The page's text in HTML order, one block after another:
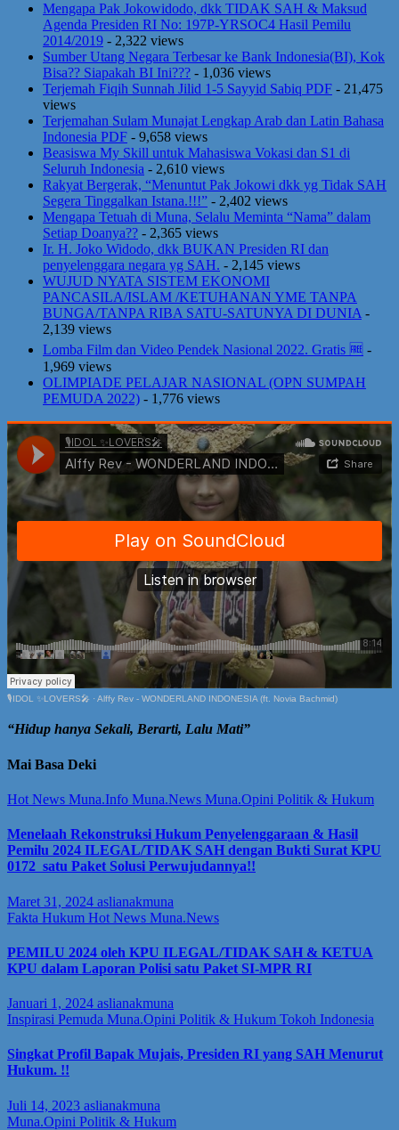
Mengapa Pak Jokowidodo, dkk TIDAK SAH & Maksud
Agenda Presiden RI No: 197P-YRSOC4 Hasil Pemilu
2014/2019 - 2,322 views
Sumber Utang Negara Terbesar ke Bank Indonesia(BI), Kok
Bisa?? Siapakah BI Ini??? - 1,036 views
Terjemah Fiqih Sunnah Jilid 1-5 Sayyid Sabiq PDF - 21,475
views
Terjemahan Sulam Munajat Lengkap Arab dan Latin Bahasa
Indonesia PDF - 9,658 views
Beasiswa My Skill untuk Mahasiswa Vokasi dan S1 di
Seluruh Indonesia - 2,610 views
Rakyat Bergerak, “Menuntut Pak Jokowi dkk yg Tidak SAH
Segera Tinggalkan Istana.!!!” - 2,402 views
Mengapa Tetuah di Muna, Selalu Meminta “Nama” dalam
Setiap Doanya?? - 2,365 views
Ir. H. Joko Widodo, dkk BUKAN Presiden RI dan
penyelenggara negara yg SAH. - 2,145 views
WUJUD NYATA SISTEM EKONOMI
PANCASILA/ISLAM /KETUHANAN YME TANPA
BUNGA/TANPA RIBA SATU-SATUNYA DI DUNIA-
2,139 views
Lomba Film dan Video Pendek Nasional 2022. Gratis 🆓 -
1,969 views
OLIMPIADE PELAJAR NASIONAL (OPN SUMPAH
PEMUDA 2022) - 1,776 views
🎙️IDOL ✨LOVERS🎤 · Alffy Rev - WONDERLAND INDONESIA (ft. Novia Bachmid)
“Hidup hanya Sekali, Berarti, Lalu Mati”
Mai Basa Deki
Hot News Muna.Info Muna.News Muna.Opini Politik & Hukum
Menelaah Rekonstruksi Hukum Penyelenggaraan & Hasil
Pemilu 2024 ILEGAL/TIDAK SAH dengan Bukti Surat KPU
0172 satu Paket Solusi Perwujudannya!!
Maret 31, 2024 aslianakmuna
Fakta Hukum Hot News Muna.News
PEMILU 2024 oleh KPU ILEGAL/TIDAK SAH & KETUA
KPU dalam Laporan Polisi satu Paket SI-MPR RI
Januari 1, 2024 aslianakmuna
Inspirasi Pemuda Muna.Opini Politik & Hukum Tokoh Indonesia
Singkat Profil Bapak Mujais, Presiden RI yang SAH Menurut
Hukum. !!
Juli 14, 2023 aslianakmuna
Muna.Opini Politik & Hukum